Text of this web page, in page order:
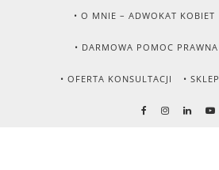
• O MNIE – ADWOKAT KOBIET
• DARMOWA POMOC PRAWNA
• OFERTA KONSULTACJI • SKLEP